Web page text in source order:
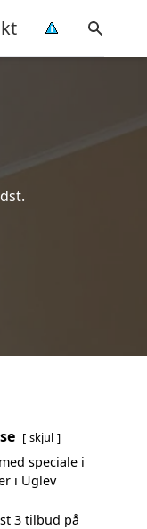
skjul
speciale i
i Uglev
3 tilbud på